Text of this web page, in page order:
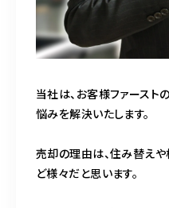
当社は、お客様ファースト
悩みを解決いたします。
売却の理由は、住み替えや
ど様々だと思います。